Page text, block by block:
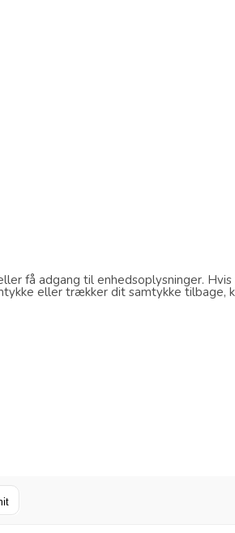
få adgang til enhedsoplysninger.
eller trækker dit samtykke tilbage,